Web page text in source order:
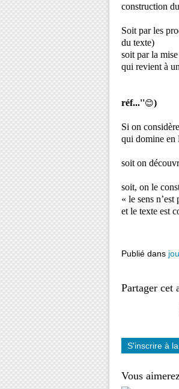
construction
Soit par les
du texte)
soit par la
qui revient à
réf...''😊)
Si on
qui domine en
soit on
soit, on le
« le sens
et le texte est
Publié dans
Partager cet
S'inscrire à
Vous